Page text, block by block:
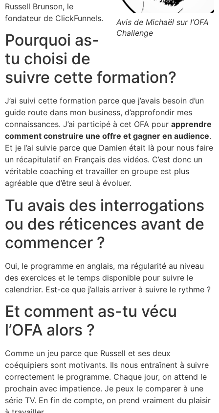
Avis de Michaël sur l’OFA
Challenge
Russell Brunson, le
fondateur de ClickFunnels.
Pourquoi as-
tu choisi de
suivre cette formation?
J’ai suivi cette formation parce que j’avais besoin d’un
guide route dans mon business, d’approfondir mes
connaissances. J’ai participé à cet OFA pour apprendre
comment construire une offre et gagner en audience.
Et je l’ai suivie parce que Damien était là pour nous faire
un récapitulatif en Français des vidéos. C’est donc un
véritable coaching et travailler en groupe est plus
agréable que d’être seul à évoluer.
Tu avais des interrogations
ou des réticences avant de
commencer ?
Oui, le programme en anglais, ma régularité au niveau
des exercices et le temps disponible pour suivre le
calendrier. Est-ce que j’allais arriver à suivre le rythme ?
Et comment as-tu vécu
l’OFA alors ?
Comme un jeu parce que Russell et ses deux
coéquipiers sont motivants. Ils nous entraînent à suivre
correctement le programme. Chaque jour, on attend le
prochain avec impatience. Je peux le comparer à une
série TV. En fin de compte, on prend vraiment du plaisir